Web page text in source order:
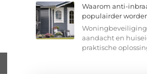
Waarom anti-
populairder
aandacht en
praktische